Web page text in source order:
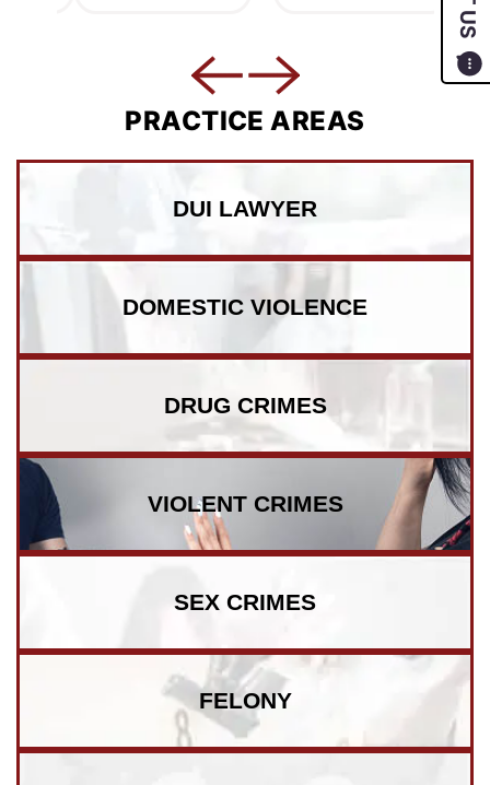
PRACTICE AREAS
DUI LAWYER
DOMESTIC VIOLENCE
DRUG CRIMES
VIOLENT CRIMES
SEX CRIMES
FELONY